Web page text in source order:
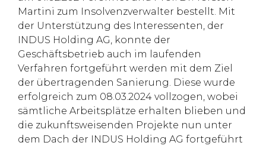
Martini zum Insolvenzverwalter bestellt. Mit
der Unterstützung des Interessenten, der
INDUS Holding AG, konnte der
Geschäftsbetrieb auch im laufenden
Verfahren fortgeführt werden mit dem Ziel
der übertragenden Sanierung. Diese wurde
erfolgreich zum 08.03.2024 vollzogen, wobei
sämtliche Arbeitsplätze erhalten blieben und
die zukunftsweisenden Projekte nun unter
dem Dach der INDUS Holding AG fortgeführt